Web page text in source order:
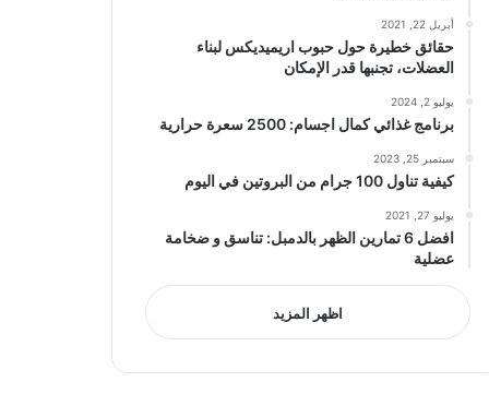
أبريل 22, 2021
حقائق خطيرة حول حبوب اريميديكس لبناء
العضلات، تجنبها قدر الإمكان
يوليو 2, 2024
برنامج غذائي كمال اجسام: 2500 سعرة حرارية
سبتمبر 25, 2023
كيفية تناول 100 جرام من البروتين في اليوم
يوليو 27, 2021
افضل 6 تمارين الظهر بالدمبل: تناسق و ضخامة
عضلية
اظهر المزيد